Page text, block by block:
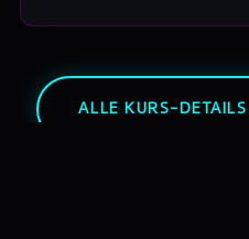
ALLE KURS-